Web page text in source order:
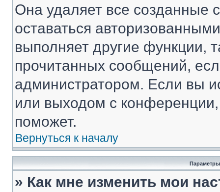
Она удаляет все созданные
оставаться
выполняет другие функции,
прочитанных сообщений,
администратором. Если вы
или выходом с
поможет.
Вернуться к началу
Параметры
» Как мне изменить мои